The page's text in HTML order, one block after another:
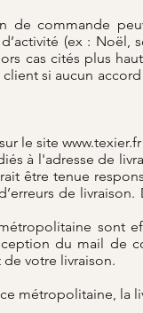
de commande
(ex : Noël,
cas cités plus
si aucun
le site www.texier.fr
à l'adresse de
être tenue
de
sont
du mail de
de votre livraison.
métropolitaine, la